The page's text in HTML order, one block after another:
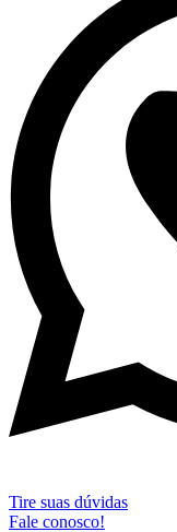
Tire suas dúvidas
Fale conosco!